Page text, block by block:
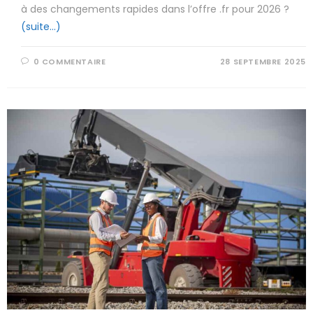
à des changements rapides dans l’offre .fr pour 2026 ?
(suite…)
0 COMMENTAIRE 28 SEPTEMBRE 2025